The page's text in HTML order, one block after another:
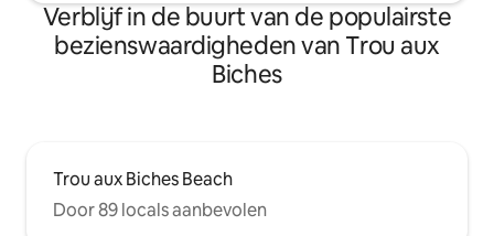
Verblijf in de buurt van de populairste
bezienswaardigheden van Trou aux
Biches
Trou aux Biches Beach
Door 89 locals aanbevolen